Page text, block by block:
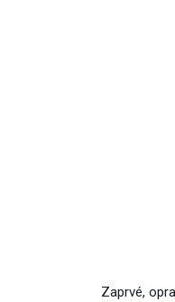
Zaprvé,